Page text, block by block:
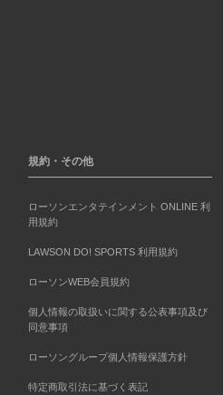
規約・その他
ローソンエンタテインメント ONLINE 利
用規約
LAWSON DO! SPORTS 利用規約
ローソンWEB会員規約
個人情報の取扱いに関する公表事項及び
同意事項
ローソングループ個人情報保護方針
特定商取引法に基づく表記